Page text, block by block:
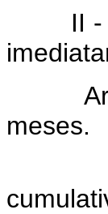
II -
meses.